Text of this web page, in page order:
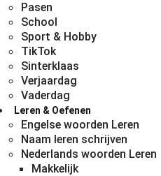
Pasen
School
Sport & Hobby
TikTok
Sinterklaas
Verjaardag
Vaderdag
Leren & Oefenen
Engelse woorden Leren
Naam leren schrijven
Nederlands woorden Leren
Makkelijk